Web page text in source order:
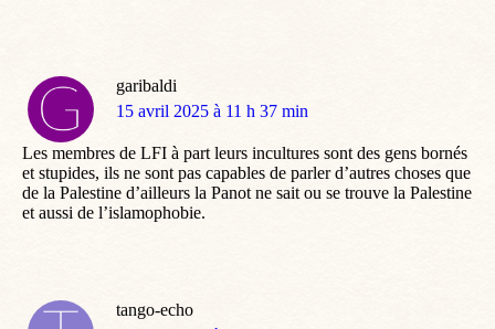
garibaldi
dit
15 avril 2025 à 11 h 37 min
Les membres de LFI à part leurs incultures sont des gens bornés
et stupides, ils ne sont pas capables de parler d’autres choses que
de la Palestine d’ailleurs la Panot ne sait ou se trouve la Palestine
et aussi de l’islamophobie.
tango-echo